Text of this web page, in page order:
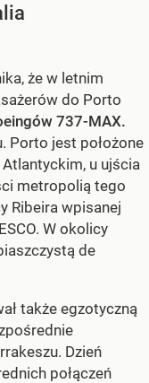
że w letnim
do Porto
737-MAX.
Porto jest położone
u ujścia
metropolią tego
Ribeira wpisanej
W okolicy
de
także egzotyczną
Dzień
połączeń